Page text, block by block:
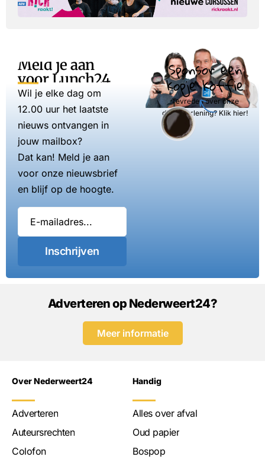
Meld je aan
voor Lunch24
Wil je elke dag om
12.00 uur het laatste
nieuws ontvangen in
jouw mailbox?
Dat kan! Meld je aan
voor onze nieuwsbrief
en blijf op de hoogte.
Inschrijven
Sponsor een
kopje koffie
Tevreden over onze
dienstverlening? Klik hier!
Adverteren op Nederweert24?
Meer informatie
Over Nederweert24
Adverteren
Auteursrechten
Colofon
Handig
Alles over afval
Oud papier
Bospop